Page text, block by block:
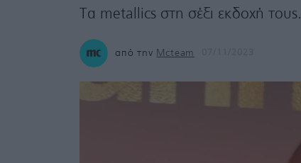
Τα metallics στη σέξι εκδοχή τους.
από την Mcteam